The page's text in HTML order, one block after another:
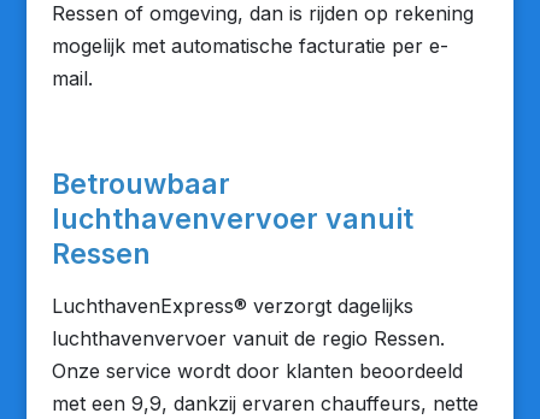
Ressen of omgeving, dan is rijden op rekening
mogelijk met automatische facturatie per e-
mail.
Betrouwbaar
luchthavenvervoer vanuit
Ressen
LuchthavenExpress® verzorgt dagelijks
luchthavenvervoer vanuit de regio Ressen.
Onze service wordt door klanten beoordeeld
met een 9,9, dankzij ervaren chauffeurs, nette